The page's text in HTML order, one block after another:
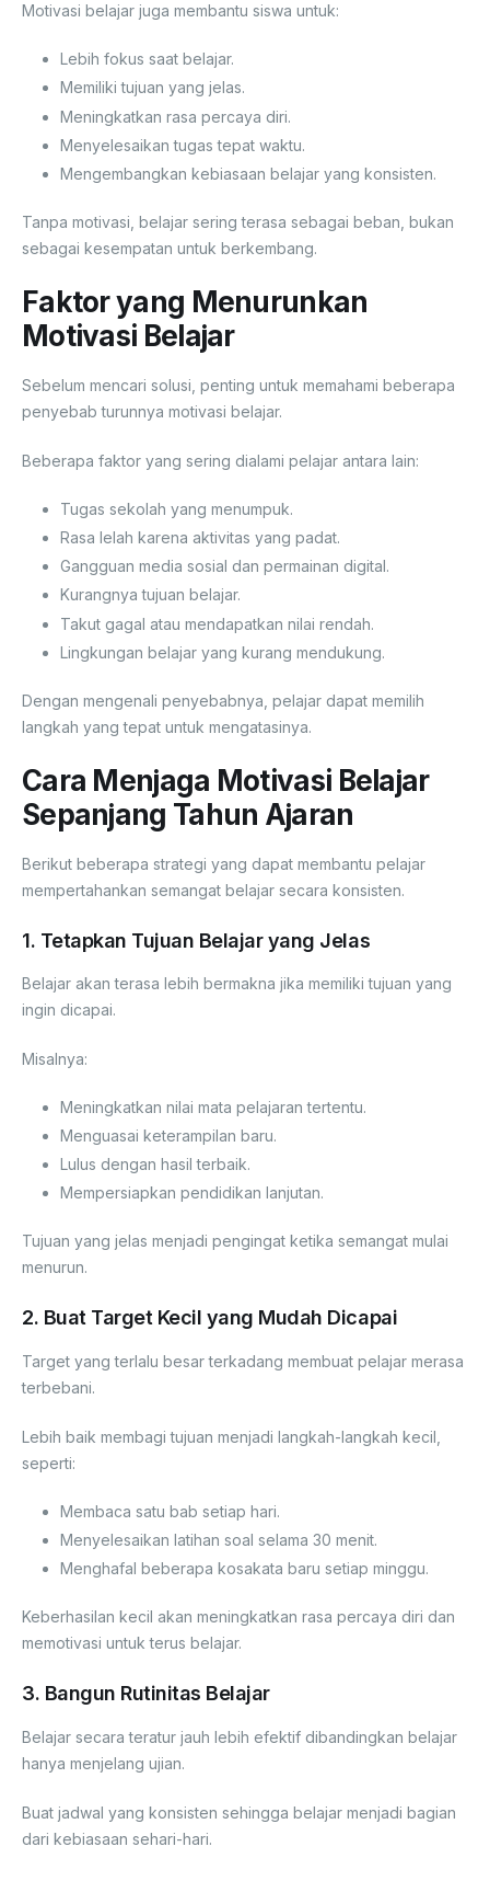
Motivasi belajar juga membantu siswa untuk:
Lebih fokus saat belajar.
Memiliki tujuan yang jelas.
Meningkatkan rasa percaya diri.
Menyelesaikan tugas tepat waktu.
Mengembangkan kebiasaan belajar yang konsisten.
Tanpa motivasi, belajar sering terasa sebagai beban, bukan
sebagai kesempatan untuk berkembang.
Faktor yang Menurunkan
Motivasi Belajar
Sebelum mencari solusi, penting untuk memahami beberapa
penyebab turunnya motivasi belajar.
Beberapa faktor yang sering dialami pelajar antara lain:
Tugas sekolah yang menumpuk.
Rasa lelah karena aktivitas yang padat.
Gangguan media sosial dan permainan digital.
Kurangnya tujuan belajar.
Takut gagal atau mendapatkan nilai rendah.
Lingkungan belajar yang kurang mendukung.
Dengan mengenali penyebabnya, pelajar dapat memilih
langkah yang tepat untuk mengatasinya.
Cara Menjaga Motivasi Belajar
Sepanjang Tahun Ajaran
Berikut beberapa strategi yang dapat membantu pelajar
mempertahankan semangat belajar secara konsisten.
1. Tetapkan Tujuan Belajar yang Jelas
Belajar akan terasa lebih bermakna jika memiliki tujuan yang
ingin dicapai.
Misalnya:
Meningkatkan nilai mata pelajaran tertentu.
Menguasai keterampilan baru.
Lulus dengan hasil terbaik.
Mempersiapkan pendidikan lanjutan.
Tujuan yang jelas menjadi pengingat ketika semangat mulai
menurun.
2. Buat Target Kecil yang Mudah Dicapai
Target yang terlalu besar terkadang membuat pelajar merasa
terbebani.
Lebih baik membagi tujuan menjadi langkah-langkah kecil,
seperti:
Membaca satu bab setiap hari.
Menyelesaikan latihan soal selama 30 menit.
Menghafal beberapa kosakata baru setiap minggu.
Keberhasilan kecil akan meningkatkan rasa percaya diri dan
memotivasi untuk terus belajar.
3. Bangun Rutinitas Belajar
Belajar secara teratur jauh lebih efektif dibandingkan belajar
hanya menjelang ujian.
Buat jadwal yang konsisten sehingga belajar menjadi bagian
dari kebiasaan sehari-hari.